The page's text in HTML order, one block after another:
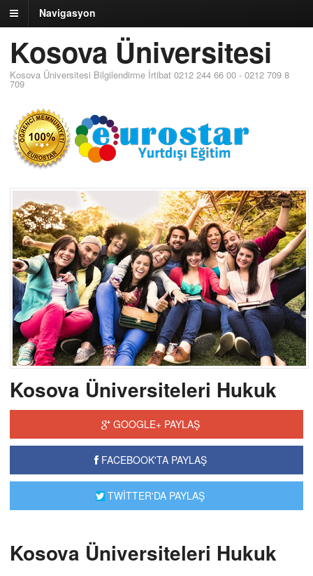
Navigasyon
Kosova Üniversitesi
Kosova Üniversitesi Bilgilendirme İrtibat 0212 244 66 00 - 0212 709 8
709
Kosova Üniversiteleri Hukuk
GOOGLE+ PAYLAŞ
FACEBOOK'TA PAYLAŞ
TWİTTER'DA PAYLAŞ
Kosova Üniversiteleri Hukuk